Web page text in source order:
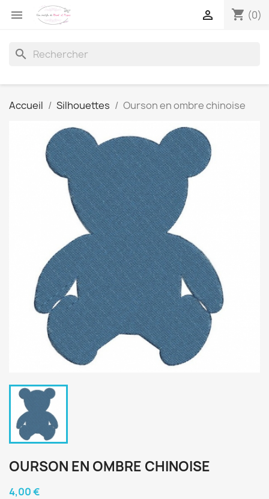
 shopping_cart (0)

search
Accueil Silhouettes Ourson en ombre chinoise
OURSON EN OMBRE CHINOISE
4,00 €